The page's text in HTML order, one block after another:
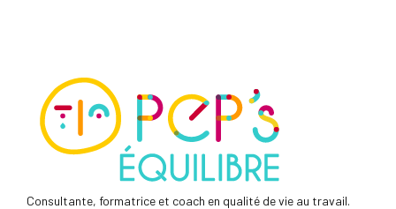
Consultante, formatrice et coach en qualité de vie au travail.